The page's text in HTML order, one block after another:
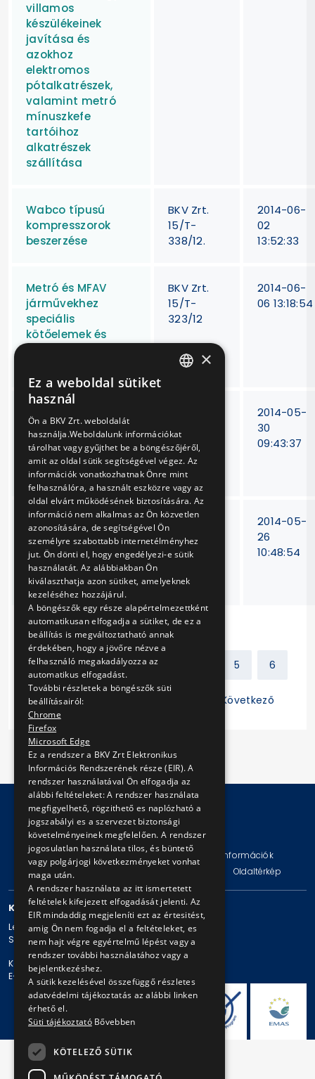
villamos
készülékeinek
javítása és
azokhoz
elektromos
pótalkatrészek,
valamint metró
mínuszkefe
tartóihoz
alkatrészek
szállítása
Wabco típusú
kompresszorok
beszerzése
BKV Zrt.
15/T-
338/12.
2014-06-
02
13:52:33
Metró és MFAV
járművekhez
speciális
kötőelemek és
BKV Zrt.
15/T-
323/12
2014-06-
06 13:18:54
autóbuszok
hajtott
futóműveinek
felújítása
15/T-
322/12.
2014-05-
30
09:43:37
Gumikerekes
tömegközlekedési
járművekhez
fékdobok
beszerzése
BKV Zrt.
15/T-
313/12.
2014-05-
26
10:48:54
Előző 1 2 5 6
7 8 Következő
© Copyright 2026 BKV Zrt.
Impresszum Jogi nyilatkozat
Technikai információk
Adatvédelmi politika és tájékoztatások
Oldaltérkép
KAPCSOLAT
Levelezési cím: 1980 Budapest, Pf. 11.
Székhely: 1980 Budapest, Akácfa u. 15.
Központi telefonszám: + 36 1 461-65-00
E-mail cím: bkv@bkv.hu
×
Ez a weboldal sütiket
használ
Ön a BKV Zrt. weboldalát
használja.Weboldalunk információkat
tárolhat vagy gyűjthet be a böngészőjéről,
amit az oldal sütik segítségével végez. Az
információk vonatkozhatnak Önre mint
felhasználóra, a használt eszközre vagy az
oldal elvárt működésének biztosítására. Az
információ nem alkalmas az Ön közvetlen
azonosítására, de segítségével Ön
személyre szabottabb internetélményhez
jut. Ön dönti el, hogy engedélyezi-e sütik
használatát. Az alábbiakban Ön
kiválaszthatja azon sütiket, amelyeknek
kezeléséhez hozzájárul.
A böngészők egy része alapértelmezettként
automatikusan elfogadja a sütiket, de ez a
beállítás is megváltoztatható annak
érdekében, hogy a jövőre nézve a
felhasználó megakadályozza az
automatikus elfogadást.
További részletek a böngészők süti
beállításairól:
Chrome
Firefox
Microsoft Edge
Ez a rendszer a BKV Zrt Elektronikus
Információs Rendszerének része (EIR). A
rendszer használatával Ön elfogadja az
alábbi feltételeket: A rendszer használata
megfigyelhető, rögzithető es naplózható a
jogszabályi es a szervezet biztonsági
követelményeinek megfelelően. A rendszer
jogosulatlan használata tilos, és büntető
vagy polgárjogi következményeket vonhat
maga után.
A rendszer használata az itt ismertetett
feltételek kifejezett elfogadását jelenti. Az
EIR mindaddig megjeleníti ezt az értesitést,
amig Ön nem fogadja el a feltételeket, es
nem hajt végre egyértelmű lépést vagy a
rendszer további használatához vagy a
bejelentkezéshez.
A sütik kezelésével összefüggő részletes
adatvédelmi tájékoztatás az alábbi linken
érhető el.
Süti tájékoztató Bővebben
KÖTELEZŐ SÜTIK